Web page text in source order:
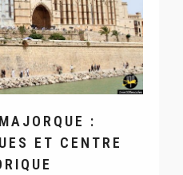
:
ET CENTRE